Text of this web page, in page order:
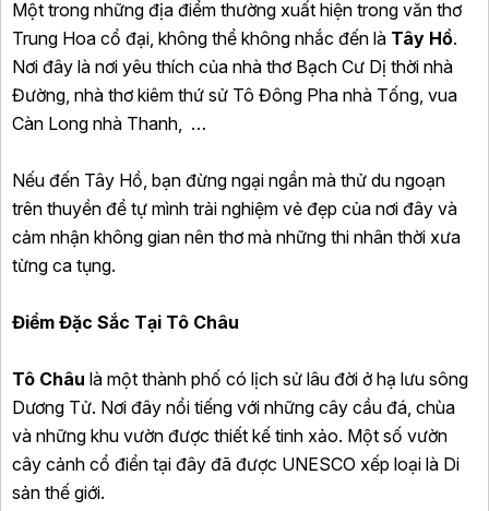
Một trong những địa điểm thường xuất hiện trong văn thơ
Trung Hoa cổ đại, không thể không nhắc đến là Tây Hồ.
Nơi đây là nơi yêu thích của nhà thơ Bạch Cư Dị thời nhà
Đường, nhà thơ kiêm thứ sử Tô Đông Pha nhà Tống, vua
Càn Long nhà Thanh, …
Nếu đến Tây Hồ, bạn đừng ngại ngần mà thử du ngoạn
trên thuyền để tự mình trải nghiệm vẻ đẹp của nơi đây và
cảm nhận không gian nên thơ mà những thi nhân thời xưa
từng ca tụng.
Điểm Đặc Sắc Tại Tô Châu
Tô Châu là một thành phố có lịch sử lâu đời ở hạ lưu sông
Dương Tử. Nơi đây nổi tiếng với những cây cầu đá, chùa
và những khu vườn được thiết kế tinh xảo. Một số vườn
cây cảnh cổ điển tại đây đã được UNESCO xếp loại là Di
sản thế giới.